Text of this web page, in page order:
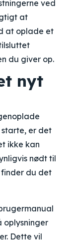
ved
at
at oplade et
du giver op.
nyt
er det
ikke kan
nødt til
du det
oplysninger
Dette vil